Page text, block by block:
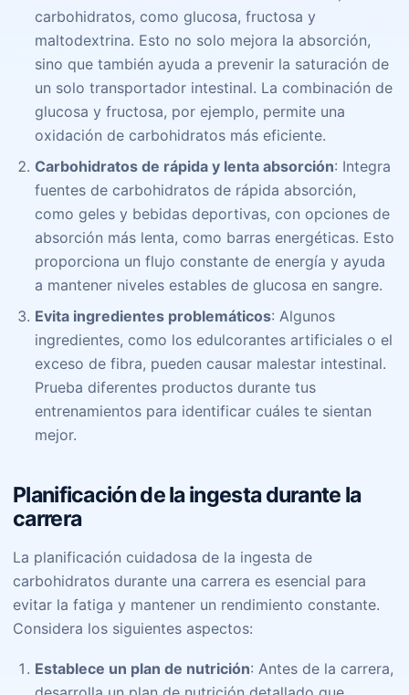
carbohidratos, como glucosa, fructosa y
maltodextrina. Esto no solo mejora la absorción,
sino que también ayuda a prevenir la saturación de
un solo transportador intestinal. La combinación de
glucosa y fructosa, por ejemplo, permite una
oxidación de carbohidratos más eficiente.
Carbohidratos de rápida y lenta absorción: Integra
fuentes de carbohidratos de rápida absorción,
como geles y bebidas deportivas, con opciones de
absorción más lenta, como barras energéticas. Esto
proporciona un flujo constante de energía y ayuda
a mantener niveles estables de glucosa en sangre.
Evita ingredientes problemáticos: Algunos
ingredientes, como los edulcorantes artificiales o el
exceso de fibra, pueden causar malestar intestinal.
Prueba diferentes productos durante tus
entrenamientos para identificar cuáles te sientan
mejor.
Planificación de la ingesta durante la
carrera
La planificación cuidadosa de la ingesta de
carbohidratos durante una carrera es esencial para
evitar la fatiga y mantener un rendimiento constante.
Considera los siguientes aspectos:
Establece un plan de nutrición: Antes de la carrera,